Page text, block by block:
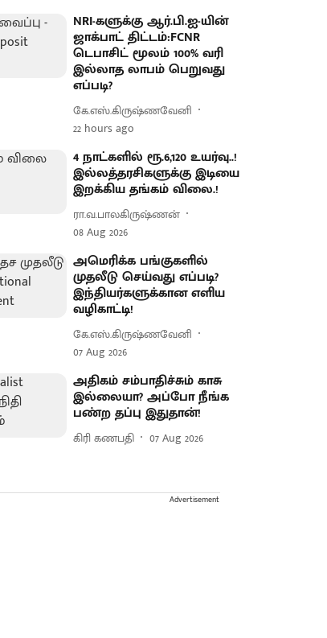
NRI-களுக்கு ஆர்.பி.ஐ-யின்
ஜாக்பாட் திட்டம்:FCNR
டெபாசிட் மூலம் 100% வரி
இல்லாத லாபம் பெறுவது
எப்படி?
கே.எஸ்.கிருஷ்ணவேனி
22 hours ago
4 நாட்களில் ரூ.6,120 உயர்வு..!
இல்லத்தரசிகளுக்கு இடியை
இறக்கிய தங்கம் விலை.!
ரா.வ.பாலகிருஷ்ணன்
08 Aug 2026
அமெரிக்க பங்குகளில்
முதலீடு செய்வது எப்படி?
இந்தியர்களுக்கான எளிய
வழிகாட்டி!
கே.எஸ்.கிருஷ்ணவேனி
07 Aug 2026
அதிகம் சம்பாதிச்சும் காசு
இல்லையா? அப்போ நீங்க
பண்ற தப்பு இதுதான்!
கிரி கணபதி 07 Aug 2026
Advertisement